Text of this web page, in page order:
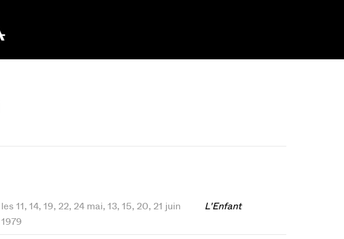
les 11, 14, 19, 22, 24 mai, 13, 15, 20, 21 juin
1979
L'Enfant